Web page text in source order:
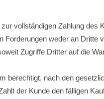
vollständigen Zahlung des
Forderungen weder an Dritte
Zugriffe Dritter auf die
berechtigt, nach den
der Kunde den fälligen